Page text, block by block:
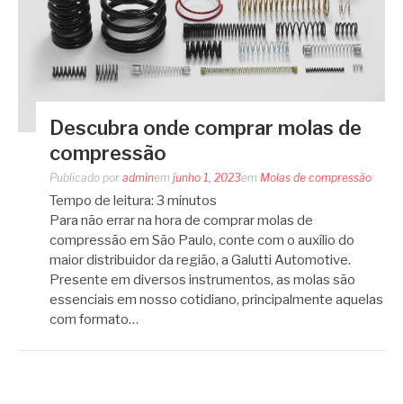
Descubra onde comprar molas de
compressão
Publicado por adminem junho 1, 2023em Molas de compressão
Tempo de leitura: 3 minutos
Para não errar na hora de comprar molas de
compressão em São Paulo, conte com o auxílio do
maior distribuidor da região, a Galutti Automotive.
Presente em diversos instrumentos, as molas são
essenciais em nosso cotidiano, principalmente aquelas
com formato…